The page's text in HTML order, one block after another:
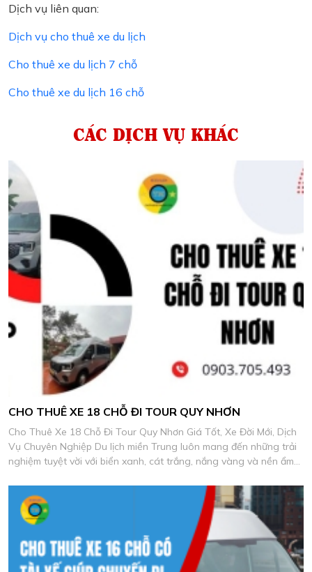
Dịch vụ liên quan:
Dịch vụ cho thuê xe du lịch
Cho thuê xe du lịch 7 chỗ
Cho thuê xe du lịch 16 chỗ
CÁC DỊCH VỤ KHÁC
CHO THUÊ XE 18 CHỖ ĐI TOUR QUY NHƠN
Cho Thuê Xe 18 Chỗ Đi Tour Quy Nhơn Giá Tốt, Xe Đời Mới, Dịch
Vụ Chuyên Nghiệp Du lịch miền Trung luôn mang đến những trải
nghiệm tuyệt vời với biển xanh, cát trắng, nắng vàng và nền ẩm